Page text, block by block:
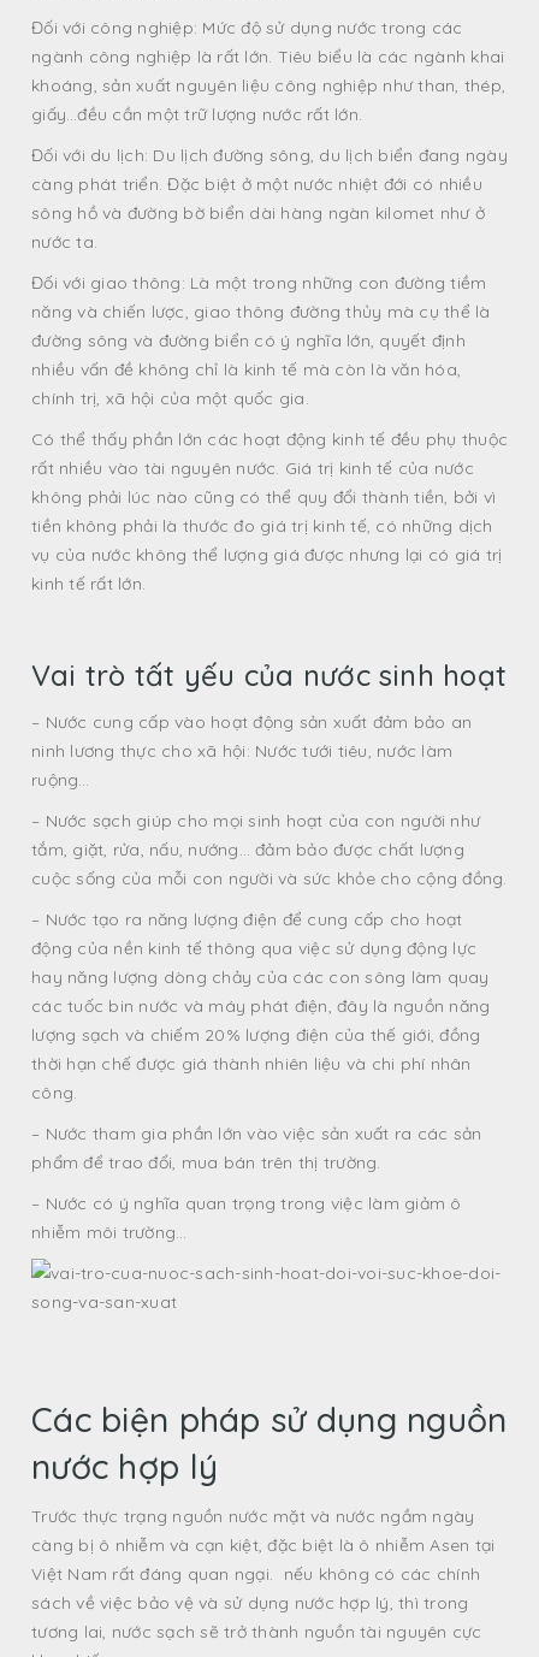
Đối với công nghiệp: Mức độ sử dụng nước trong các
ngành công nghiệp là rất lớn. Tiêu biểu là các ngành khai
khoáng, sản xuất nguyên liệu công nghiệp như than, thép,
giấy…đều cần một trữ lượng nước rất lớn.
Đối với du lịch: Du lịch đường sông, du lịch biển đang ngày
càng phát triển. Đặc biệt ở một nước nhiệt đới có nhiều
sông hồ và đường bờ biển dài hàng ngàn kilomet như ở
nước ta.
Đối với giao thông: Là một trong những con đường tiềm
năng và chiến lược, giao thông đường thủy mà cụ thể là
đường sông và đường biển có ý nghĩa lớn, quyết định
nhiều vấn đề không chỉ là kinh tế mà còn là văn hóa,
chính trị, xã hội của một quốc gia.
Có thể thấy phần lớn các hoạt động kinh tế đều phụ thuộc
rất nhiều vào tài nguyên nước. Giá trị kinh tế của nước
không phải lúc nào cũng có thể quy đổi thành tiền, bởi vì
tiền không phải là thước đo giá trị kinh tế, có những dịch
vụ của nước không thể lượng giá được nhưng lại có giá trị
kinh tế rất lớn.
Vai trò tất yếu của nước sinh hoạt
– Nước cung cấp vào hoạt động sản xuất đảm bảo an
ninh lương thực cho xã hội: Nước tưới tiêu, nước làm
ruộng…
– Nước sạch giúp cho mọi sinh hoạt của con người như
tắm, giặt, rửa, nấu, nướng… đảm bảo được chất lượng
cuộc sống của mỗi con người và sức khỏe cho cộng đồng.
– Nước tạo ra năng lượng điện để cung cấp cho hoạt
động của nền kinh tế thông qua việc sử dụng động lực
hay năng lượng dòng chảy của các con sông làm quay
các tuốc bin nước và máy phát điện, đây là nguồn năng
lượng sạch và chiếm 20% lượng điện của thế giới, đồng
thời hạn chế được giá thành nhiên liệu và chi phí nhân
công.
– Nước tham gia phần lớn vào việc sản xuất ra các sản
phẩm để trao đổi, mua bán trên thị trường.
– Nước có ý nghĩa quan trọng trong việc làm giảm ô
nhiễm môi trường…
Các biện pháp sử dụng nguồn
nước hợp lý
Trước thực trạng nguồn nước mặt và nước ngầm ngày
càng bị ô nhiễm và cạn kiệt, đặc biệt là ô nhiễm Asen tại
Việt Nam rất đáng quan ngại. nếu không có các chính
sách về việc bảo vệ và sử dụng nước hợp lý, thì trong
tương lai, nước sạch sẽ trở thành nguồn tài nguyên cực